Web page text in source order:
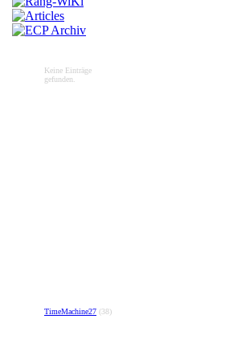
Keine Einträge
gefunden.
TimeMachine27 (38)